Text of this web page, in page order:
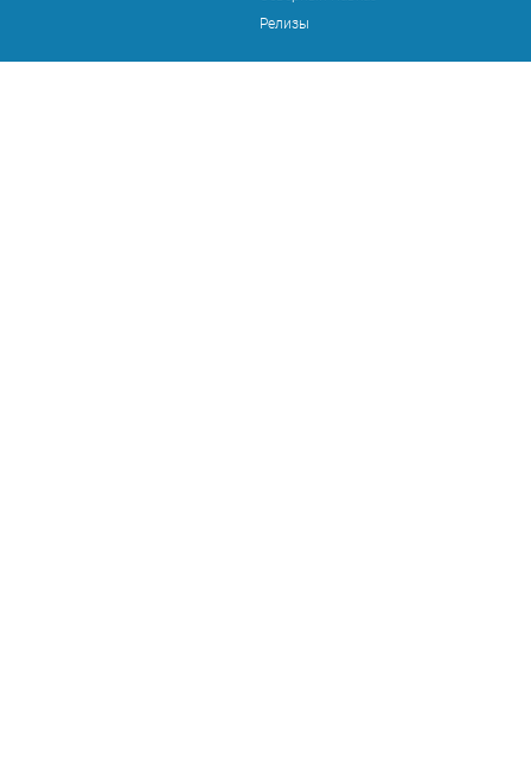
Релизы